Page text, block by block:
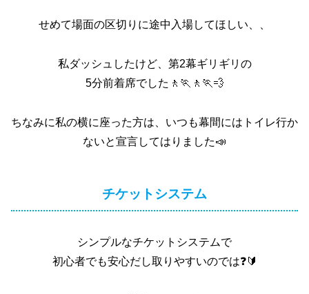
せめて場面の区切りに途中入場してほしい、、
私ダッシュしたけど、第2幕ギリギリの
5分前着席でした🚶🏃🚶🏃💨
ちなみに私の横に座った方は、いつも幕間にはトイレ行か
ないと宣言してはりました📣
チケットシステム
シンプルなチケットシステムで
初心者でも安心だし取りやすいのでは❓🔰